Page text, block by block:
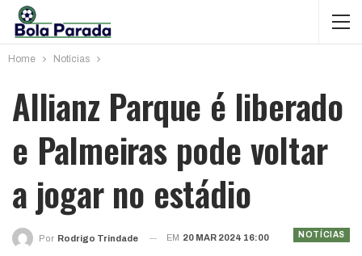
Home Notícias
Allianz Parque é liberado
e Palmeiras pode voltar
a jogar no estádio
NOTÍCIAS
Por Rodrigo Trindade EM 20 MAR 2024 16:00